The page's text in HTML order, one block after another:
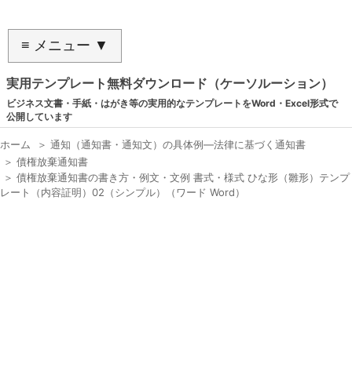
≡ メニュー ▼
実用テンプレート無料ダウンロード（ケーソルーション）
ビジネス文書・手紙・はがき等の実用的なテンプレートをWord・Excel形式で
公開しています
ホーム ＞ 通知（通知書・通知文）の具体例―法律に基づく通知書
＞ 債権放棄通知書
＞ 債権放棄通知書の書き方・例文・文例 書式・様式 ひな形（雛形）テンプ
レート（内容証明）02（シンプル）（ワード Word）